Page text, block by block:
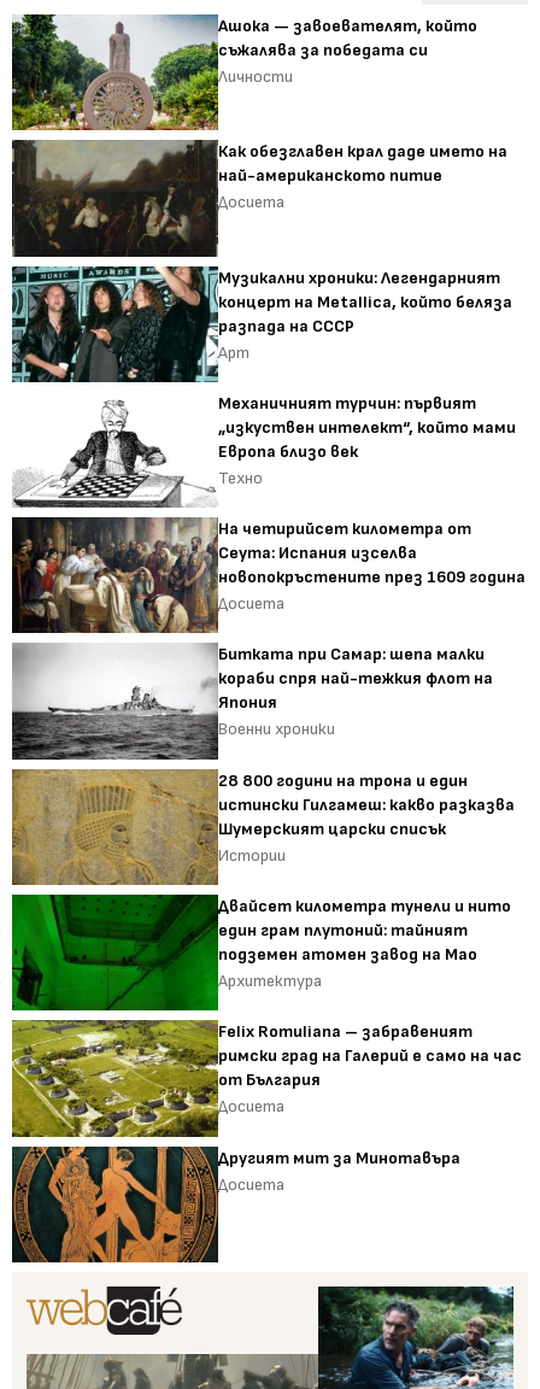
Ашока — завоевателят, който
съжалява за победата си
Личности
Как обезглавен крал даде името на
най-американското питие
Досиета
Музикални хроники: Легендарният
концерт на Metallica, който беляза
разпада на СССР
Арт
Механичният турчин: първият
„изкуствен интелект“, който мами
Европа близо век
Техно
На четирийсет километра от
Сеута: Испания изселва
новопокръстените през 1609 година
Досиета
Битката при Самар: шепа малки
кораби спря най-тежкия флот на
Япония
Военни хроники
28 800 години на трона и един
истински Гилгамеш: какво разказва
Шумерският царски списък
Истории
Двайсет километра тунели и нито
един грам плутоний: тайният
подземен атомен завод на Мао
Архитектура
Felix Romuliana – забравеният
римски град на Галерий е само на час
от България
Досиета
Другият мит за Минотавъра
Досиета